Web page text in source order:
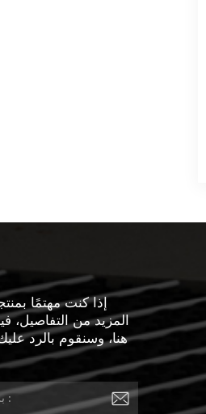
إذا كنت مهتمًا
المزيد من التفاصيل،
هنا، وسنقوم بالرد